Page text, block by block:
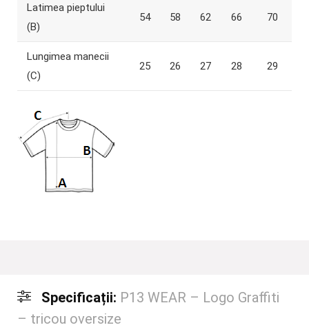
Latimea pieptului
(B)
54 58 62 66 70
Lungimea manecii
(C)
25 26 27 28 29
Specificații: P13 WEAR – Logo Graffiti
– tricou oversize